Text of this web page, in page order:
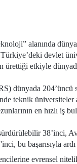
alanında
devlet
ürettiği etkiyle
dünyada 204’üncü
teknik üniversiteler
en hızlı iş
38’inci,
bu başarısıyla
evrensel